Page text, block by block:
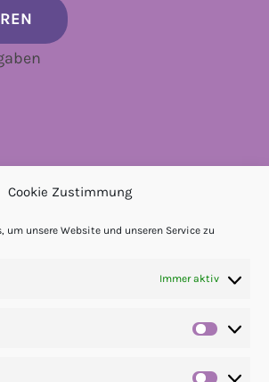
Cookie Zustimmung
um unsere Website und unseren Service zu
Immer aktiv